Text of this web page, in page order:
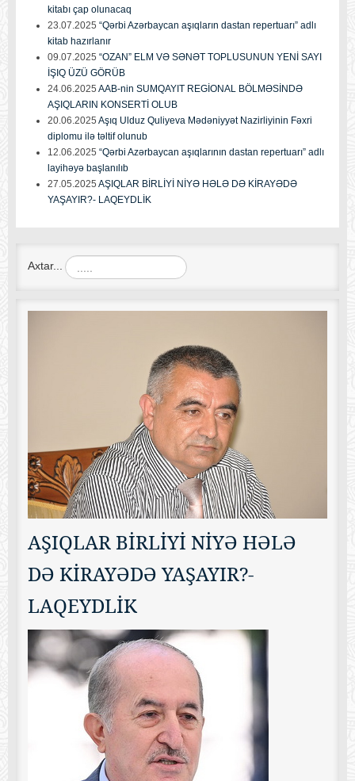
kitabı çap olunacaq
23.07.2025 “Qərbi Azərbaycan aşıqların dastan repertuarı” adlı
kitab hazırlanır
09.07.2025 “OZAN” ELM VƏ SƏNƏT TOPLUSUNUN YENİ SAYI
İŞIQ ÜZÜ GÖRÜB
24.06.2025 AAB-nin SUMQAYIT REGİONAL BÖLMƏSİNDƏ
AŞIQLARIN KONSERTİ OLUB
20.06.2025 Aşıq Ulduz Quliyeva Mədəniyyət Nazirliyinin Fəxri
diplomu ilə təltif olunub
12.06.2025 “Qərbi Azərbaycan aşıqlarının dastan repertuarı” adlı
layihəyə başlanılıb
27.05.2025 AŞIQLAR BİRLİYİ NİYƏ HƏLƏ DƏ KİRAYƏDƏ
YAŞAYIR?- LAQEYDLİK
Axtar...
AŞIQLAR BİRLİYİ NİYƏ HƏLƏ
DƏ KİRAYƏDƏ YAŞAYIR?-
LAQEYDLİK